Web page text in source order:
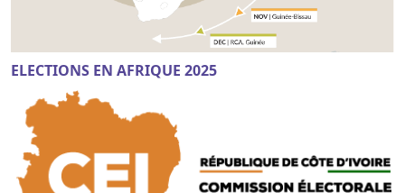
ELECTIONS EN AFRIQUE 2025